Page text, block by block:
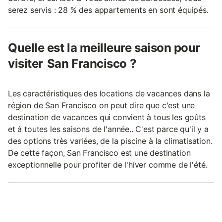
serez servis : 28 % des appartements en sont équipés.
Quelle est la meilleure saison pour
visiter San Francisco ?
Les caractéristiques des locations de vacances dans la
région de San Francisco on peut dire que c'est une
destination de vacances qui convient à tous les goûts
et à toutes les saisons de l'année.. C'est parce qu'il y a
des options très variées, de la piscine à la climatisation.
De cette façon, San Francisco est une destination
exceptionnelle pour profiter de l'hiver comme de l'été.